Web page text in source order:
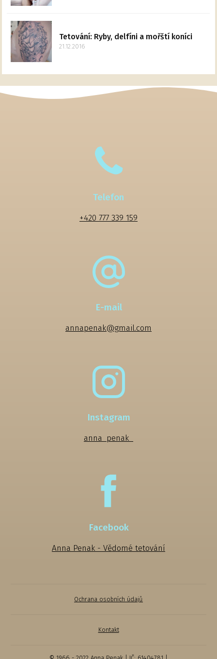
Tetování: Ryby, delfíni a mořští koníci
21.12.2016
Telefon
+420 777 339 159
E-mail
annapenak@gmail.com
Instagram
anna_penak_
Facebook
Anna Penak - Vědomé tetování
Ochrana osobních údajů
Kontakt